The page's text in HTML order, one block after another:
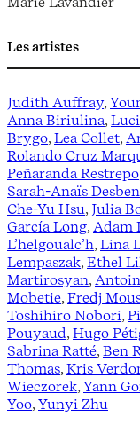
Les artistes
Judith Auffray,
Anna Biriulina,
Brygo, Lea Collet,
Rolando Cruz
Peñaranda Restrepo
Sarah-Anaïs
Che-Yu Hsu, Julia
García Long, Adam
L’helgoualc’h, Lina
Lempaszak, Ethel
Martirosyan,
Mobetie, Fredj
Toshihiro Nobori,
Pouyaud, Hugo
Sabrina Ratté, Ben
Thomas, Kris
Wieczorek, Yann
Yoo, Yunyi Zhu